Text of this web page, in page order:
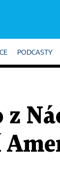
PODCASTY